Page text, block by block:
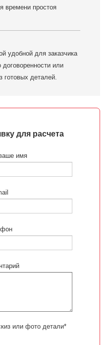
времени простоя
удобной для заказчика
договоренности или
готовых деталей.
для расчета
имя
или фото детали*